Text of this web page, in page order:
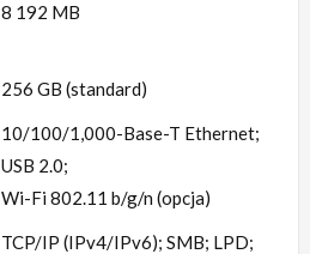
8 192 MB
256 GB (standard)
10/100/1,000-Base-T Ethernet;
USB 2.0;
Wi-Fi 802.11 b/g/n (opcja)
TCP/IP (IPv4/IPv6); SMB; LPD;